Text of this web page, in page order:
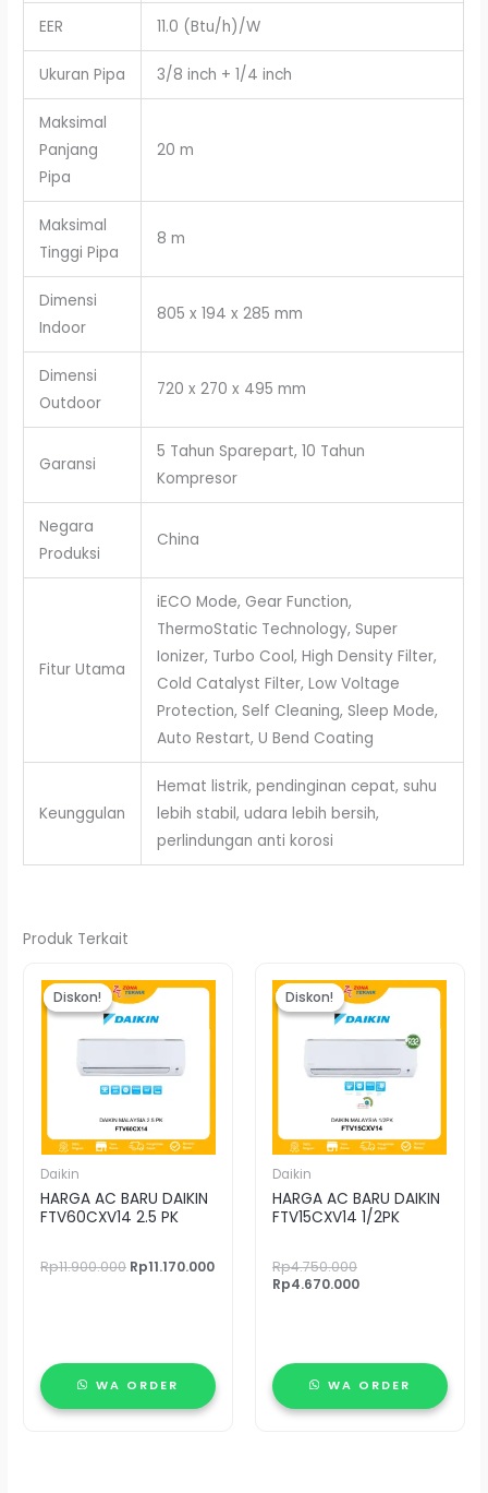
EER 11.0 (Btu/h)/W
Ukuran Pipa 3/8 inch + 1/4 inch
Maksimal
Panjang
Pipa
20 m
Maksimal
Tinggi Pipa
8 m
Dimensi
Indoor
805 x 194 x 285 mm
Dimensi
Outdoor
720 x 270 x 495 mm
Garansi
5 Tahun Sparepart, 10 Tahun
Kompresor
Negara
Produksi
China
Fitur Utama
iECO Mode, Gear Function,
ThermoStatic Technology, Super
Ionizer, Turbo Cool, High Density Filter,
Cold Catalyst Filter, Low Voltage
Protection, Self Cleaning, Sleep Mode,
Auto Restart, U Bend Coating
Keunggulan
Hemat listrik, pendinginan cepat, suhu
lebih stabil, udara lebih bersih,
perlindungan anti korosi
Produk Terkait
Diskon!
Diskon!
Daikin
HARGA AC BARU DAIKIN
FTV60CXV14 2.5 PK
Rp11.900.000
aslinya
adalah:
Rp11.900.000.
Rp11.170.000
WA ORDER
Diskon!
Diskon!
Daikin
HARGA AC BARU DAIKIN
FTV15CXV14 1/2PK
Rp4.750.000
aslinya
adalah:
Rp4.750.000.
Rp4.670.000
saat
ini
adalah:
Rp4.670.000.
WA ORDER